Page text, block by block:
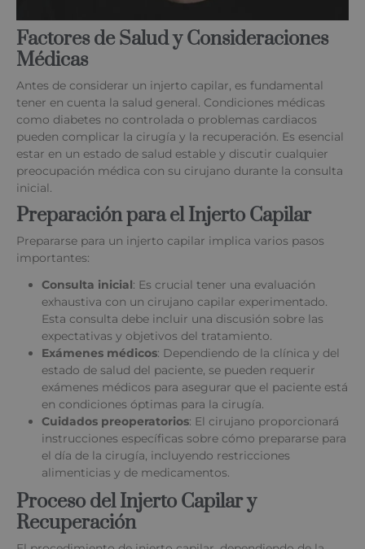
Factores de Salud y Consideraciones
Médicas
Antes de considerar un injerto capilar, es fundamental
tener en cuenta la salud general. Condiciones médicas
como diabetes no controlada o problemas cardiacos
pueden complicar la cirugía y la recuperación. Es esencial
estar en un estado de salud estable y discutir cualquier
preocupación médica con su cirujano durante la consulta
inicial.
Preparación para el Injerto Capilar
Prepararse para un injerto capilar implica varios pasos
importantes:
Consulta inicial: Es crucial tener una evaluación
exhaustiva con un cirujano capilar experimentado.
Esta consulta debe incluir una discusión sobre las
expectativas y objetivos del tratamiento.
Exámenes médicos: Dependiendo de la clínica y del
estado de salud del paciente, se pueden requerir
exámenes médicos para asegurar que el paciente está
en condiciones óptimas para la cirugía.
Cuidados preoperatorios: El cirujano proporcionará
instrucciones específicas sobre cómo prepararse para
el día de la cirugía, incluyendo restricciones
alimenticias y de medicamentos.
Proceso del Injerto Capilar y
Recuperación